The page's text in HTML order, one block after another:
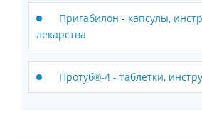
Пригабилон - капсулы,
лекарства
Протуб®-4 - таблетки,